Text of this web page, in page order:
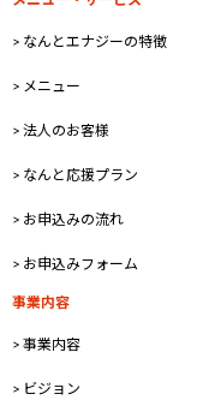
> なんとエナジーの特徴
> メニュー
> 法人のお客様
> なんと応援プラン
> お申込みの流れ
> お申込みフォーム
事業内容
> 事業内容
> ビジョン